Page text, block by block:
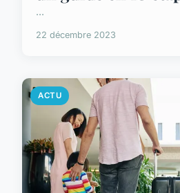
...
22 décembre 2023
ACTU